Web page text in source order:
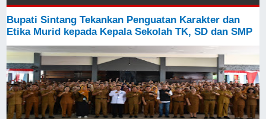
Bupati Sintang Tekankan Penguatan Karakter dan
Etika Murid kepada Kepala Sekolah TK, SD dan SMP